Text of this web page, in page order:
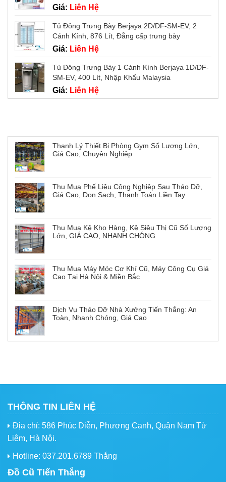
Giá: Liên Hệ
Tủ Đông Trưng Bày Berjaya 2D/DF-SM-EV, 2
Cánh Kính, 876 Lít, Đẳng cấp trưng bày
Giá: Liên Hệ
Tủ Đông Trưng Bày 1 Cánh Kính Berjaya 1D/DF-
SM-EV, 400 Lít, Nhập Khẩu Malaysia
Giá: Liên Hệ
Thanh Lý Thiết Bị Phòng Gym Số Lượng Lớn,
Giá Cao, Chuyên Nghiệp
Thu Mua Phế Liệu Công Nghiệp Sau Tháo Dỡ,
Giá Cao, Dọn Sạch, Thanh Toán Liền Tay
Thu Mua Kệ Kho Hàng, Kệ Siêu Thị Cũ Số Lượng
Lớn, GIÁ CAO, NHANH CHÓNG
Thu Mua Máy Móc Cơ Khí Cũ, Máy Công Cụ Giá
Cao Tại Hà Nội & Miền Bắc
Dịch Vụ Tháo Dỡ Nhà Xưởng Tiến Thắng: An
Toàn, Nhanh Chóng, Giá Cao
THÔNG TIN LIÊN HỆ
Địa chỉ: 586 Phúc Diễn, Phương Canh, Quận Nam Từ
Liêm, Hà Nội.
Hotline: 037.201.6789 Thắng
Đồ Cũ Tiến Thắng